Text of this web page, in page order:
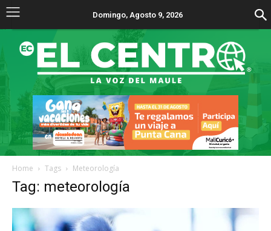
Domingo, Agosto 9, 2026
Home Tags Meteorología
Tag: meteorología